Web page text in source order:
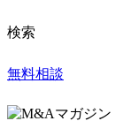
検索
無料相談